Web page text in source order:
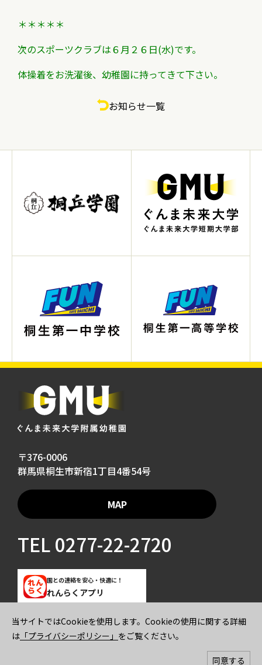
＊＊＊＊＊
次のスポーツクラブは６月２６日(水)です。
体操着をお洗濯後、幼稚園に持ってきて下さい。
お知らせ一覧
〒376-0006
群馬県桐生市新宿1丁目4番54号
MAP
TEL0277-22-2720
園との連絡を安心・快適に！
れんらくアプリ
ご寄付のお願いプライバシーポリシー
© 2026 GUNMA MIRAI UNIVERSITY KINDERGARTEN All rights reserved.
同意する
当サイトではCookieを使用します。Cookieの使用に関する詳細
は 「プライバシーポリシー」 をご覧ください。